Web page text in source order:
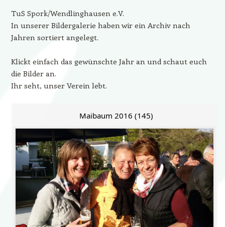
TuS Spork/Wendlinghausen e.V.
In unserer Bildergalerie haben wir ein Archiv nach
Jahren sortiert angelegt.
Klickt einfach das gewünschte Jahr an und schaut euch
die Bilder an.
Ihr seht, unser Verein lebt.
Maibaum 2016 (145)